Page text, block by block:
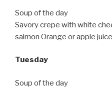
Soup of the day
Savory crepe with white
salmon Orange or apple juice
Tuesday
Soup of the day